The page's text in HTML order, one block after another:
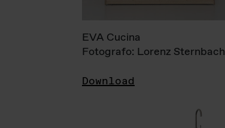
EVA Cucina
Fotografo: Lorenz Sternbach
Download